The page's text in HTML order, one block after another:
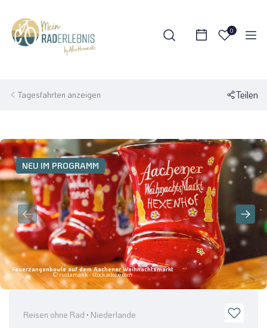
0
Tagesfahrten anzeigen Teilen
NEU IM PROGRAMM
Feuerzangenbowle auf dem Aachener Weihnachtsmarkt
© rustamank - stock.adobe.com
Reisen ohne Rad · Niederlande